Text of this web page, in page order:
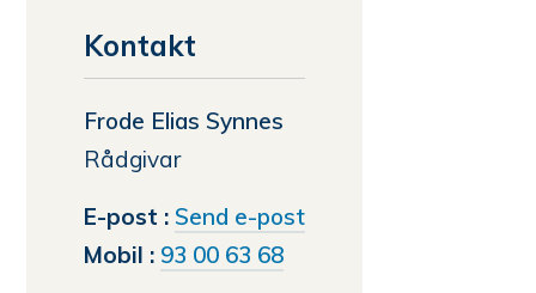
Kontakt
Frode Elias Synnes
Rådgivar
E-post
Send e-posttil
Mobil 93 00 63 68